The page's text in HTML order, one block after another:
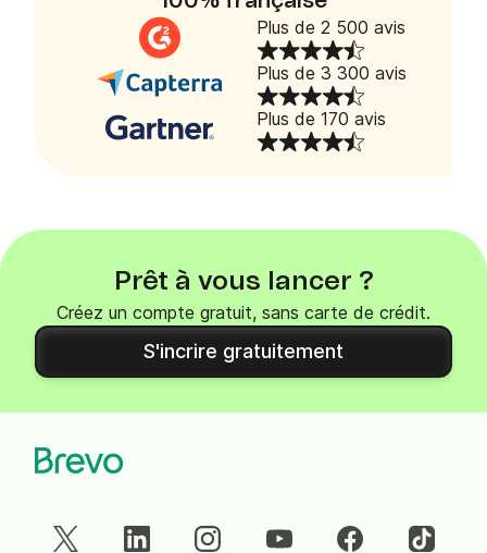
Plus de 2 500 avis
Plus de 3 300 avis
Plus de 170 avis
Prêt à vous lancer ?
Créez un compte gratuit, sans carte de crédit.
S'incrire gratuitement